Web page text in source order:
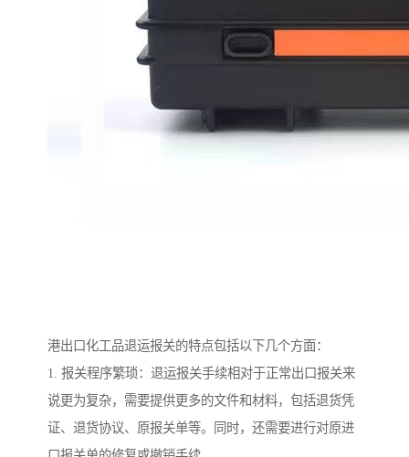
港出口化工品退运报关的特点包括以下几个方面：
1. 报关程序繁琐：退运报关手续相对于正常出口报关来
说更为复杂，需要提供更多的文件和材料，包括退货凭
证、退货协议、原报关单等。同时，还需要进行对原进